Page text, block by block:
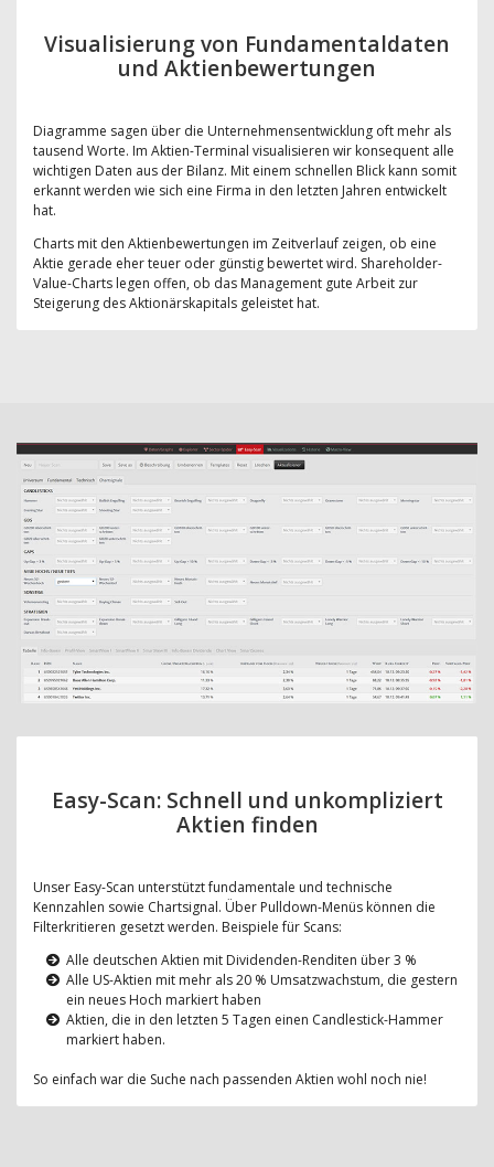
Visualisierung von Fundamentaldaten
und Aktienbewertungen
Diagramme sagen über die Unternehmensentwicklung oft mehr als
tausend Worte. Im Aktien-Terminal visualisieren wir konsequent alle
wichtigen Daten aus der Bilanz. Mit einem schnellen Blick kann somit
erkannt werden wie sich eine Firma in den letzten Jahren entwickelt
hat.
Charts mit den Aktienbewertungen im Zeitverlauf zeigen, ob eine
Aktie gerade eher teuer oder günstig bewertet wird. Shareholder-
Value-Charts legen offen, ob das Management gute Arbeit zur
Steigerung des Aktionärskapitals geleistet hat.
Easy-Scan: Schnell und unkompliziert
Aktien finden
Unser Easy-Scan unterstützt fundamentale und technische
Kennzahlen sowie Chartsignal. Über Pulldown-Menüs können die
Filterkritieren gesetzt werden. Beispiele für Scans:
Alle deutschen Aktien mit Dividenden-Renditen über 3 %
Alle US-Aktien mit mehr als 20 % Umsatzwachstum, die gestern
ein neues Hoch markiert haben
Aktien, die in den letzten 5 Tagen einen Candlestick-Hammer
markiert haben.
So einfach war die Suche nach passenden Aktien wohl noch nie!